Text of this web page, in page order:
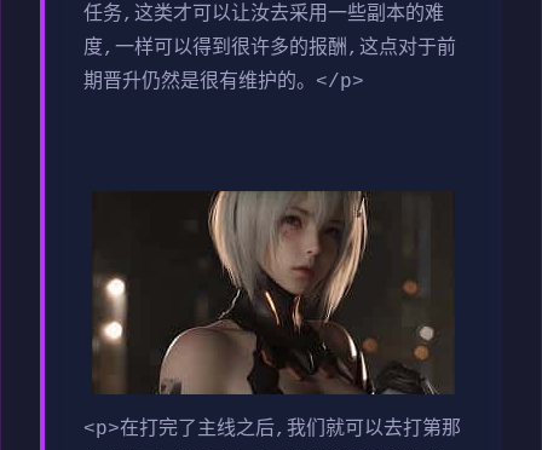
任务,这类才可以让汝去采用一些副本的难
度,一样可以得到很许多的报酬,这点对于前
期晋升仍然是很有维护的。</p>
<p>在打完了主线之后,我们就可以去打第那